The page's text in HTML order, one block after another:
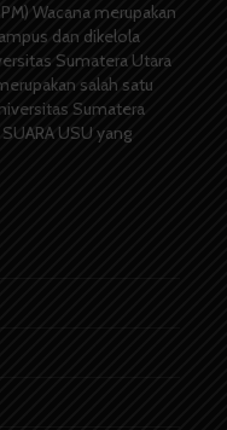
Wacana merupakan
dan dikelola
Sumatera Utara
salah satu
Sumatera
USU yang